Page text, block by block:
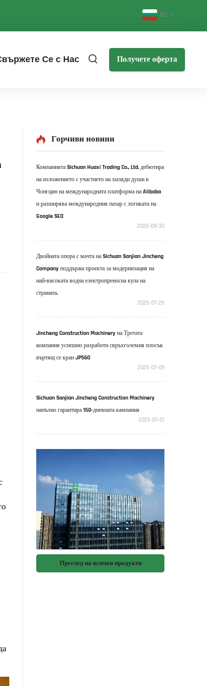
BG
Се с Нас Получете оферта
Горчиви новини
Компанията Sichuan Huaxi Trading Co., Ltd. дебютира
на изложението с участието на хиляди души в
Чонгцин на международната платформа на Alibaba
и разширява международния пазар с логиката на
Google SEO
2025-09-30
Двойната опора с мачта на Sichuan Sanjian Jincheng
Company поддържа проекта за модернизация на
най-високата водна електропреносна кула на
страната.
2025-07-25
Jincheng Construction Machinery на Третата
компания успешно разработи свръхголемия плосък
въртящ се кран JP560
2025-07-09
Sichuan Sanjian Jincheng Construction Machinery
напълно гарантира 150-дневната кампания
2025-07-01
Преглед на всички продукти